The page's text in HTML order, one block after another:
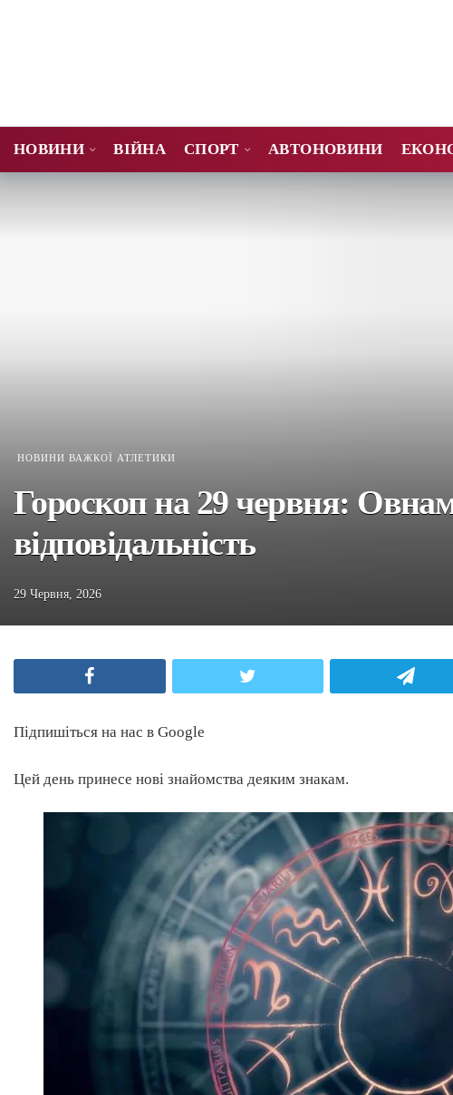
НОВИНИ ВІЙНА СПОРТ АВТОНОВИНИ
НОВИНИ ВАЖКОЇ АТЛЕТИКИ
Гороскоп на 29 червня:
відповідальність
29 Червня, 2026
Підпишіться на нас в Google
Цей день принесе нові знайомства деяким знакам.